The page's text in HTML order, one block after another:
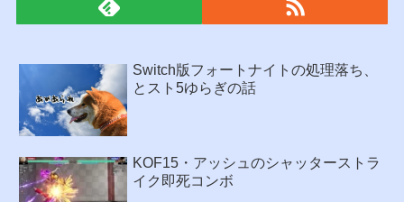
Switch版フォートナイトの処理落ち、
とスト5ゆらぎの話
KOF15・アッシュのシャッターストラ
イク即死コンボ